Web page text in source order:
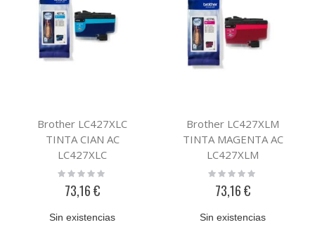
Brother LC427XLC
TINTA CIAN AC
LC427XLC
Rating:
73,16 €
Sin existencias
Brother LC427XLM
TINTA MAGENTA AC
LC427XLM
Rating:
73,16 €
Sin existencias